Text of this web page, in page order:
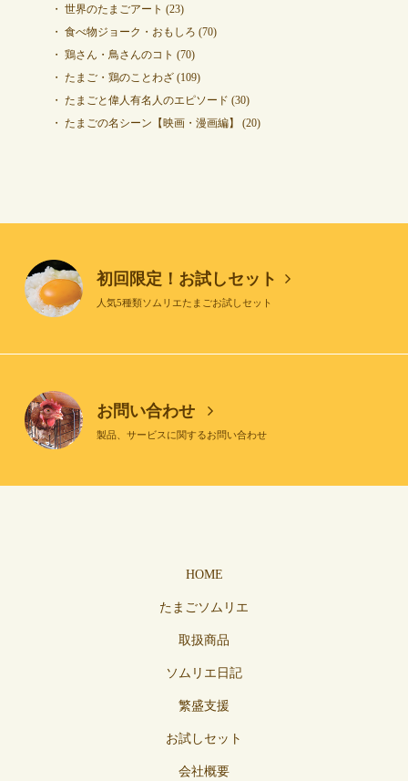
世界のたまごアート (23)
食べ物ジョーク・おもしろ (70)
鶏さん・鳥さんのコト (70)
たまご・鶏のことわざ(109)
たまごと偉人有名人のエピソード (30)
たまごの名シーン【映画・漫画編】
(20)
初回限定！お試しセット
人気5種類ソムリエたまごお試しセット
お問い合わせ
製品、サービスに関するお問い合わせ
HOME
たまごソムリエ
取扱商品
ソムリエ日記
繁盛支援
お試しセット
会社概要